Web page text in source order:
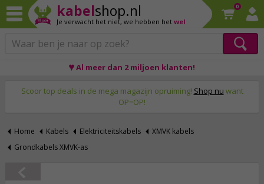
kabelshop.nl
Je verwacht het niet, we hebben het wel
0
♥ Al meer dan 2 miljoen klanten!
Scoor top deals in de mega magazijn opruiming! Shop nu want
OP=OP!
Home Kabels Elektriciteitskabels
XMVK kabels
Grondkabels XMVK-as